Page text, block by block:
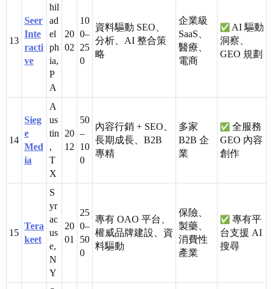
13
Seer
Inte
racti
ve
hil
ad
el
ph
ia,
P
A
20
02
10
0–
25
0
資料驅動 SEO、
分析、AI 整合策
略
企業級
SaaS、
醫療、
電商
AI 驅動
洞察、
GEO 規劃
14
Sieg
e
Med
ia
A
us
tin
,
T
X
20
12
50
–
10
0
內容行銷 + SEO、
長期成長、B2B
專精
多家
B2B 企
業
全服務
GEO 內容
創作
15
Tera
keet
S
yr
ac
us
e,
N
Y
20
01
25
0–
50
0
專有 OAO 平台、
權威品牌建設、資
料驅動
保險、
製藥、
消費性
產業
專有平
台支援 AI
搜尋